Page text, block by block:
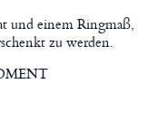
und einem Ringmaß,
zu werden.